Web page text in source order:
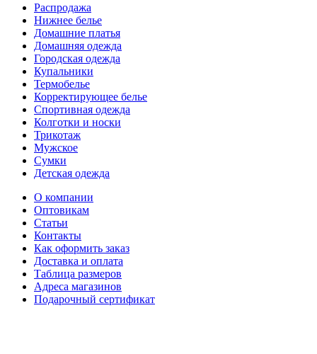
Распродажа
Нижнее белье
Домашние платья
Домашняя одежда
Городская одежда
Купальники
Термобелье
Корректирующее белье
Спортивная одежда
Колготки и носки
Трикотаж
Мужское
Сумки
Детская одежда
О компании
Оптовикам
Статьи
Контакты
Как оформить заказ
Доставка и оплата
Таблица размеров
Адреса магазинов
Подарочный сертификат